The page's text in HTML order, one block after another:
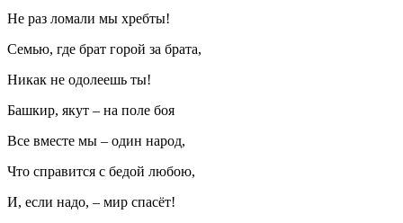
Не раз ломали мы хребты!
Семью, где брат горой за брата,
Никак не одолеешь ты!
Башкир, якут – на поле боя
Все вместе мы – один народ,
Что справится с бедой любою,
И, если надо, – мир спасёт!